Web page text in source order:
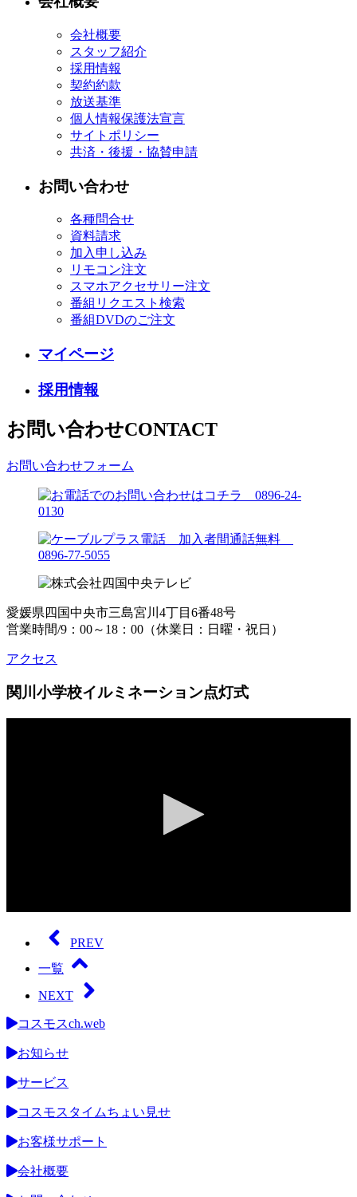
会社概要
スタッフ紹介
採用情報
契約約款
放送基準
個人情報保護法宣言
サイトポリシー
共済・後援・協賛申請
お問い合わせ
各種問合せ
資料請求
加入申し込み
リモコン注文
スマホアクセサリー注文
番組リクエスト検索
番組DVDのご注文
マイページ
採用情報
お問い合わせCONTACT
お問い合わせフォーム
愛媛県四国中央市三島宮川4丁目6番48号
営業時間/9：00～18：00（休業日：日曜・祝日）
アクセス
関川小学校イルミネーション点灯式
seconds
seconds
PREV
一覧
NEXT
コスモスch.web
お知らせ
サービス
コスモスタイムちょい見せ
お客様サポート
会社概要